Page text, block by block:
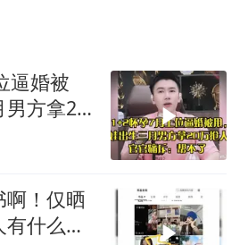
逼婚被
男方拿20
啊！仅晒
有什么